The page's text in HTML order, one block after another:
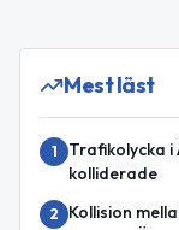
Mest läst
1
Trafikolycka i
kolliderade
2
Kollision